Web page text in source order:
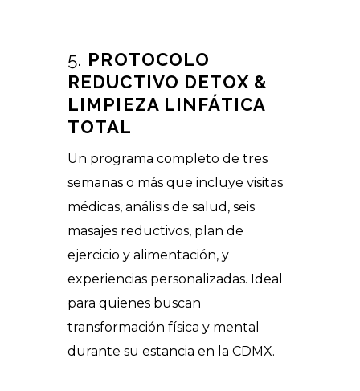
5. PROTOCOLO
REDUCTIVO DETOX &
LIMPIEZA LINFÁTICA
TOTAL
Un programa completo de tres
semanas o más que incluye visitas
médicas, análisis de salud, seis
masajes reductivos, plan de
ejercicio y alimentación, y
experiencias personalizadas. Ideal
para quienes buscan
transformación física y mental
durante su estancia en la CDMX.